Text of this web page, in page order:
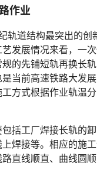
作业
轨道结构最突出的创
发展情况来看，一
的先铺短轨再换长
当前高速铁路大发
方式根据作业轨温分
括工厂焊接长轨的
焊接等。相应的施
直线顺直、曲线圆